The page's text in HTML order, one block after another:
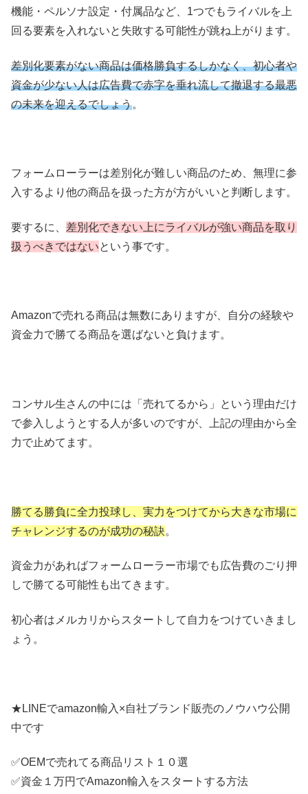
機能・ペルソナ設定・付属品など、1つでもライバルを上
回る要素を入れないと失敗する可能性が跳ね上がります。
差別化要素がない商品は価格勝負するしかなく、初心者や
資金が少ない人は広告費で赤字を垂れ流して撤退する最悪
の未来を迎えるでしょう。
フォームローラーは差別化が難しい商品のため、無理に参
入するより他の商品を扱った方が方がいいと判断します。
要するに、 差別化できない上にライバルが強い商品を取り
扱うべきではないという事です。
Amazonで売れる商品は無数にありますが、自分の経験や
資金力で勝てる商品を選ばないと負けます。
コンサル生さんの中には「売れてるから」という理由だけ
で参入しようとする人が多いのですが、上記の理由から全
力で止めてます。
勝てる勝負に全力投球し、実力をつけてから大きな市場に
チャレンジするのが成功の秘訣。
資金力があればフォームローラー市場でも広告費のごり押
しで勝てる可能性も出てきます。
初心者はメルカリからスタートして自力をつけていきまし
ょう。
★LINEでamazon輸入×自社ブランド販売のノウハウ公開
中です
✅OEMで売れてる商品リスト１０選
✅資金１万円でAmazon輸入をスタートする方法